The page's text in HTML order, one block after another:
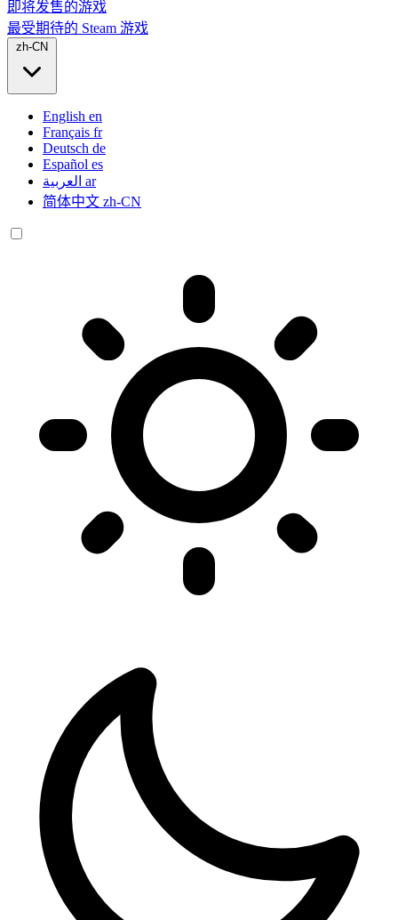
即将发售的游戏
最受期待的 Steam 游戏
zh-CN
English en
Français fr
Deutsch de
Español es
العربية ar
简体中文 zh-CN